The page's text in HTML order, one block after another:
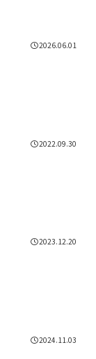
2026.06.01
2022.09.30
2023.12.20
2024.11.03